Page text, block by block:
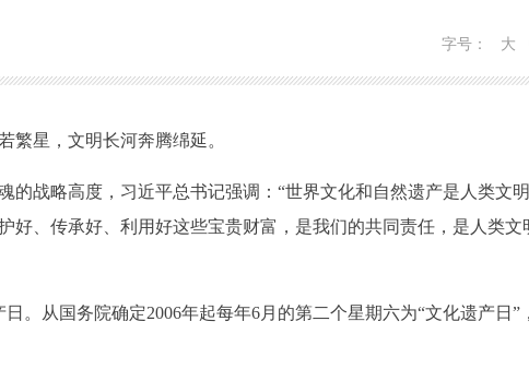
字号： 大
星，文明长河奔腾绵延。
战略高度，习近平总书记强调：“世界文化和自然遗产是人类文
好、传承好、利用好这些宝贵财富，是我们的共同责任，是人类
从国务院确定2006年起每年6月的第二个星期六为“文化遗产日”